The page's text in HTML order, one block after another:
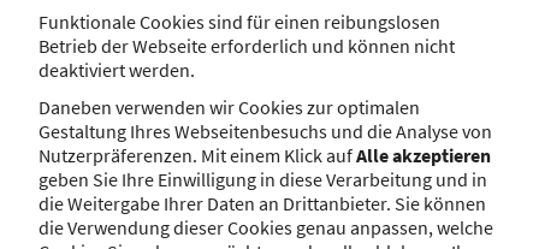
Grundlage mehr für eine Eintragung
nach § 8 Satz 1 Nr. 5 VersVermV, soweit
ein Versicherungsvermittler eine
dem endgültigen Austritt von UK
besteht keine Grundlage mehr für das
bisherige Passporting-System in
diesem Bereich. Dies gilt im Übrigen
auch für die Eintragungen nach § 6
Abs. 1 Nr. 6 und Absatz 2 ImmVermV in
Bezug auf
Funktionale Cookies sind für einen reibungslosen
Betrieb der Webseite erforderlich und können nicht
deaktiviert werden.
Daneben verwenden wir Cookies zur optimalen
Gestaltung Ihres Webseitenbesuchs und die Analyse von
Nutzerpräferenzen. Mit einem Klick aufAlle akzeptieren
geben Sie Ihre Einwilligung in diese Verarbeitung und in
die Weitergabe Ihrer Daten an Drittanbieter. Sie können
die Verwendung dieser Cookies genau anpassen, welche